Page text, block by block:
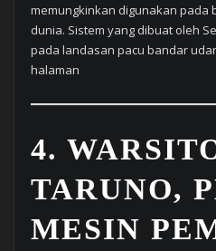
memungkinkan digunakan pada
dunia. Sistem yang dibuat oleh
pada landasan pacu bandar
halaman
4.
TARUNO,
MESIN